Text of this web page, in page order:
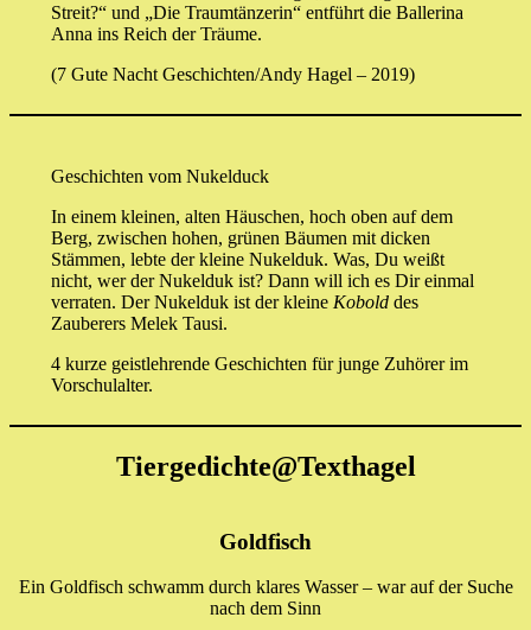
Streit?“ und „Die Traumtänzerin“ entführt die Ballerina
Anna ins Reich der Träume.
(7 Gute Nacht Geschichten/Andy Hagel – 2019)
Geschichten vom Nukelduck
In einem kleinen, alten Häuschen, hoch oben auf dem
Berg, zwischen hohen, grünen Bäumen mit dicken
Stämmen, lebte der kleine Nukelduk. Was, Du weißt
nicht, wer der Nukelduk ist? Dann will ich es Dir einmal
verraten. Der Nukelduk ist der kleine Kobolddes
Zauberers Melek Tausi.
4 kurze geistlehrende Geschichten für junge Zuhörer im
Vorschulalter.
Tiergedichte@Texthagel
Goldfisch
Ein Goldfisch schwamm durch klares Wasser – war auf der Suche
nach dem Sinn